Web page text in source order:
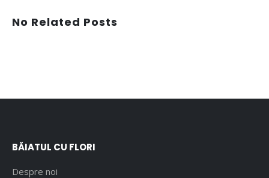
No Related Posts
BĂIATUL CU FLORI
Despre noi